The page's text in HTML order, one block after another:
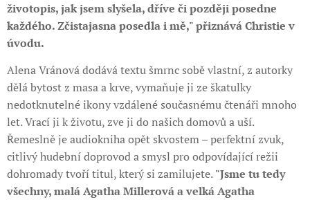
životopis, jak jsem slyšela, dříve či později posedne
každého. Zčistajasna posedla i mě," přiznává Christie v
úvodu.
Alena Vránová dodává textu šmrnc sobě vlastní, z autorky
dělá bytost z masa a krve, vymaňuje ji ze škatulky
nedotknutelné ikony vzdálené současnému čtenáři mnoho
let. Vrací ji k životu, zve ji do našich domovů a uší.
Řemeslně je audiokniha opět skvostem – perfektní zvuk,
citlivý hudební doprovod a smysl pro odpovídající režii
dohromady tvoří titul, který si zamilujete."Jsme tu tedy
všechny, malá Agatha Millerová a velká Agatha